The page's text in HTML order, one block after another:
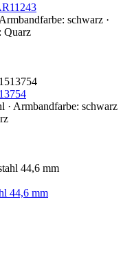
schwarz ·
Quarz
· Armbandfarbe: schwarz
44,6 mm